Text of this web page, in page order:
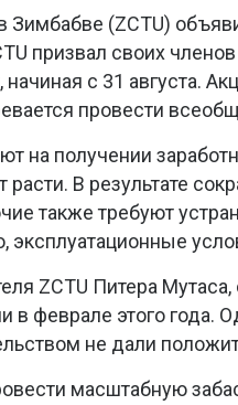
(ZCTU)
призвал своих
с 31 августа.
провести
на получении
В результате
также требуют
эксплуатационные
ZCTU Питера
феврале этого года.
не дали
масштабную